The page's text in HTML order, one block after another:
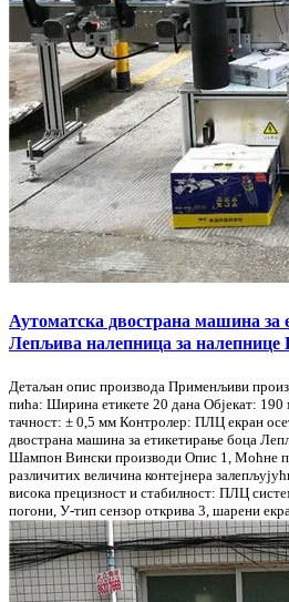
Аутоматска двострана машина за
Лепљива налепница за
Детаљан опис производа Применљиви
пића: Ширина етикете 20 дана Објекат:
тачност: ± 0,5 мм Контролер: ПЛЦ екран
двострана машина за етикетирање боца
Шампон Вински производи Опис 1, Моћне
различитих величина контејнера
висока прецизност и стабилност: ПЛЦ
погони, У-тип сензор открива 3, шарени